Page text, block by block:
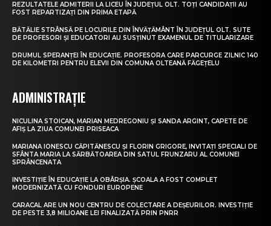
REZULTATELE ADMITERII LA LICEU ÎN JUDEȚUL OLT. TOȚI CANDIDAȚII AU
FOST REPARTIZAȚI DIN PRIMA ETAPĂ
BĂTĂLIE STRÂNSĂ PE LOCURILE DIN ÎNVĂȚĂMÂNT ÎN JUDEȚUL OLT. SUTE
DE PROFESORI ȘI EDUCATORI AU SUSȚINUT EXAMENUL DE TITULARIZARE
DRUMUL SPERANȚEI ÎN EDUCAȚIE. PROFESORA CARE PARCURGE ZILNIC 140
DE KILOMETRI PENTRU ELEVII DIN COMUNA OLTEANĂ FĂGEȚELU
ADMINISTRAȚIE
NICULINA STOICAN, MARIAN MEDREGONIU ȘI SANDA ARGINT, CAPETE DE
AFIȘ LA ZIUA COMUNEI PRISEACA
MARIANA IONESCU CĂPITĂNESCU ȘI FLORIN GRIGORE, INVITAȚI SPECIALI DE
SFÂNTA MARIA LA SĂRBĂTOAREA DIN SATUL FRUNZARU AL COMUNEI
SPRÂNCENATA
INVESTIȚIE ÎN EDUCAȚIE LA OBÂRȘIA. ȘCOALA A FOST COMPLET
MODERNIZATĂ CU FONDURI EUROPENE
CARACAL ARE UN NOU CENTRU DE COLECTARE A DEȘEURILOR. INVESTIȚIE
DE PESTE 3,8 MILIOANE LEI FINALIZATĂ PRIN PNRR